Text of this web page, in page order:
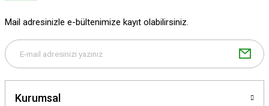
Gönder
Mail adresinizle e-bültenimize kayıt olabilirsiniz.
Kurumsal